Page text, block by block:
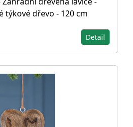
týkové dřevo - 120 cm
Detail